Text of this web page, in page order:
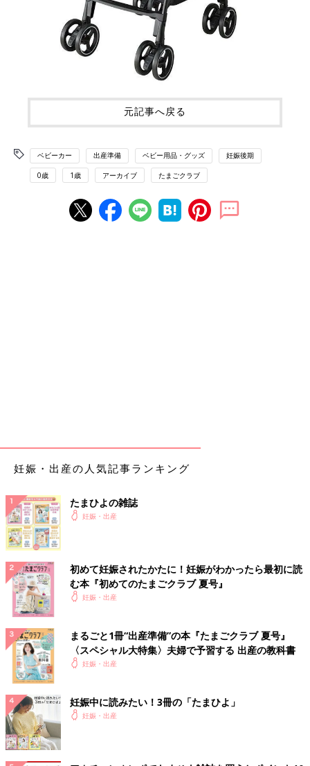
元記事へ戻る
ベビーカー 出産準備 ベビー用品・グッズ 妊娠後期
0歳 1歳 アーカイブ たまごクラブ
妊娠・出産の人気記事ランキング
たまひよの雑誌
妊娠・出産
初めて妊娠されたかたに！妊娠がわかったら最初に読
む本『初めてのたまごクラブ 夏号』
妊娠・出産
まるごと1冊“出産準備”の本『たまごクラブ 夏号』
〈スペシャル大特集〉夫婦で予習する 出産の教科書
妊娠・出産
妊娠中に読みたい！3冊の「たまひよ」
妊娠・出産